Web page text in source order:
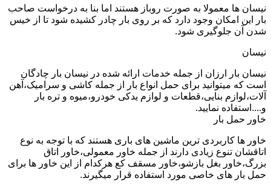
نیسان ها معمولا به صورت روباز هستند اما بنا به درخواست صاحب
بار این امکان وجود دارد که بر روی بار چادر کشیده شود تا از خیس
شدن آن جلوگیری شود.
نیسان
نیسان بار ارزان از جمله خدمات ارائه شده در نیسان بار چادگان
است که میتوانید برای حمل انواع بار از جمله کاشی و سرامیک،آهن
آلات،لوازم بنایی،قطعات و لوازم یدکی خودرو،میوه و تره بار
و....استفاده نمایید.
خاور حمل بار
خاور ها کاربردی ترین ماشین های باری هستند که با توجه به نوع
اتاقشان تنوع زیادی دارند از جمله خاور معمولی،خاور اتاق
بزرگ،خاور بغل بازشو،خاور مسقف کع هرکدام از این خاور ها برای
حمل بار های خاصی مورد استفاده قرار میگیرند.